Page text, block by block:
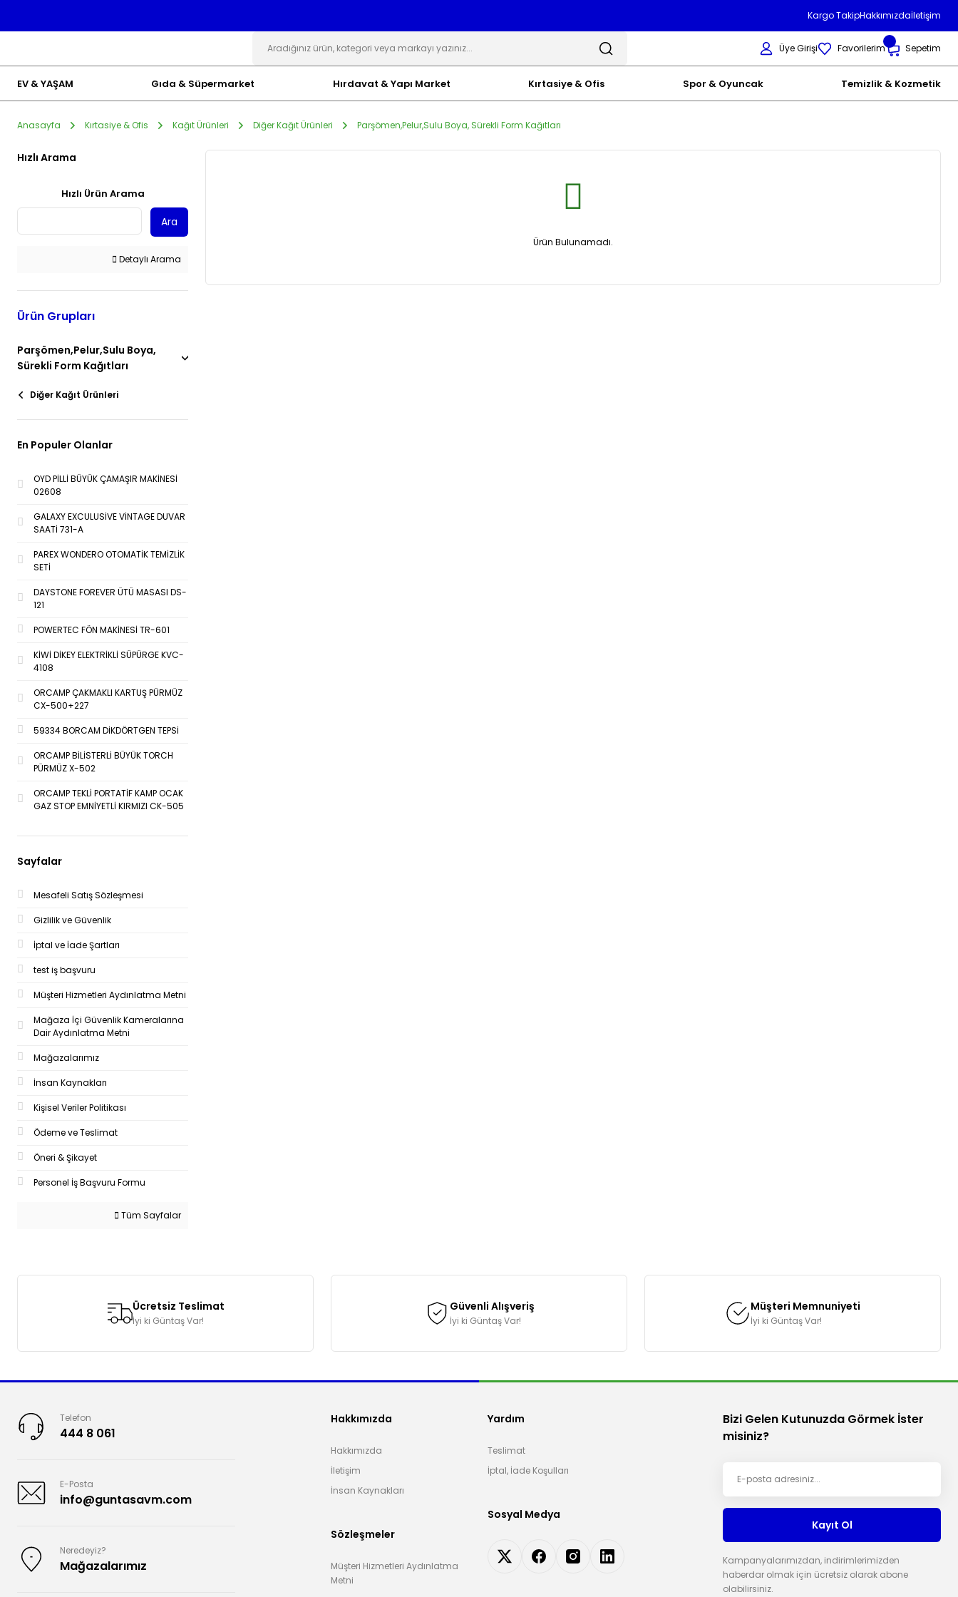
Kargo TakipHakkımızdaİletişim
Üye Girişi Favorilerim Sepetim
EV & YAŞAM Gıda & Süpermarket Hırdavat & Yapı Market Kırtasiye & Ofis Spor & Oyuncak Temizlik & Kozmetik
Anasayfa Kırtasiye & Ofis Kağıt Ürünleri Diğer Kağıt Ürünleri Parşömen,Pelur,Sulu Boya, Sürekli Form Kağıtları
Hızlı Arama
Hızlı Ürün Arama
Ara
Detaylı Arama
Ürün Grupları
Parşömen,Pelur,Sulu Boya,
Sürekli Form Kağıtları
Diğer Kağıt Ürünleri
En Populer Olanlar
OYD PİLLİ BÜYÜK ÇAMAŞIR MAKİNESİ
02608
GALAXY EXCULUSİVE VİNTAGE DUVAR
SAATİ 731-A
PAREX WONDERO OTOMATİK TEMİZLİK
SETİ
DAYSTONE FOREVER ÜTÜ MASASI DS-
121
POWERTEC FÖN MAKİNESİ TR-601
KİWİ DİKEY ELEKTRİKLİ SÜPÜRGE KVC-
4108
ORCAMP ÇAKMAKLI KARTUŞ PÜRMÜZ
CX-500+227
59334 BORCAM DİKDÖRTGEN TEPSİ
ORCAMP BİLİSTERLİ BÜYÜK TORCH
PÜRMÜZ X-502
ORCAMP TEKLİ PORTATİF KAMP OCAK
GAZ STOP EMNİYETLİ KIRMIZI CK-505
Sayfalar
Mesafeli Satış Sözleşmesi
Gizlilik ve Güvenlik
İptal ve İade Şartları
test iş başvuru
Müşteri Hizmetleri Aydınlatma Metni
Mağaza İçi Güvenlik Kameralarına
Dair Aydınlatma Metni
Mağazalarımız
İnsan Kaynakları
Kişisel Veriler Politikası
Ödeme ve Teslimat
Öneri & Şikayet
Personel İş Başvuru Formu
Tüm Sayfalar
Ürün Bulunamadı.
Ücretsiz Teslimat
İyi ki Güntaş Var!
Güvenli Alışveriş
İyi ki Güntaş Var!
Müşteri Memnuniyeti
İyi ki Güntaş Var!
Telefon
444 8 061
E-Posta
info@guntasavm.com
Neredeyiz?
Mağazalarımız
Hakkımızda
Hakkımızda
İletişim
İnsan Kaynakları
Sözleşmeler
Müşteri Hizmetleri Aydınlatma
Metni
Yardım
Teslimat
İptal, İade Koşulları
Sosyal Medya
Bizi Gelen Kutunuzda Görmek İster
misiniz?
Kayıt Ol
Kampanyalarımızdan, indirimlerimizden
haberdar olmak için ücretsiz olarak abone
olabilirsiniz.